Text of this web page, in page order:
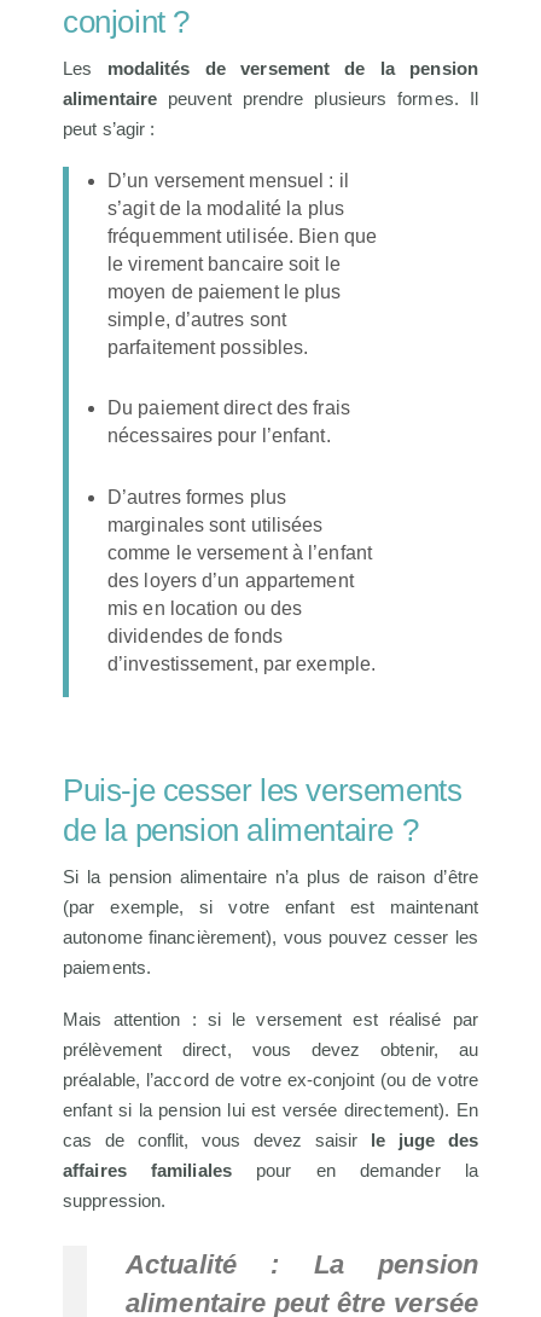
conjoint ?
Les modalités de versement de la pension
alimentaire peuvent prendre plusieurs formes. Il
peut s’agir :
D’un versement mensuel : il
s’agit de la modalité la plus
fréquemment utilisée. Bien que
le virement bancaire soit le
moyen de paiement le plus
simple, d’autres sont
parfaitement possibles.
Du paiement direct des frais
nécessaires pour l’enfant.
D’autres formes plus
marginales sont utilisées
comme le versement à l’enfant
des loyers d’un appartement
mis en location ou des
dividendes de fonds
d’investissement, par exemple.
Puis-je cesser les versements
de la pension alimentaire ?
Si la pension alimentaire n’a plus de raison d’être
(par exemple, si votre enfant est maintenant
autonome financièrement), vous pouvez cesser les
paiements.
Mais attention : si le versement est réalisé par
prélèvement direct, vous devez obtenir, au
préalable, l’accord de votre ex-conjoint (ou de votre
enfant si la pension lui est versée directement). En
cas de conflit, vous devez saisir
le juge des
affaires familialespour en demander la
suppression.
Actualité : La pension
alimentaire peut être versée